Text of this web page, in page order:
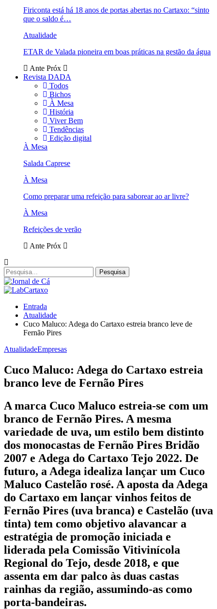
Firiconta está há 18 anos de portas abertas no Cartaxo: “sinto
que o saldo é…
Atualidade
ETAR de Valada pioneira em boas práticas na gestão da água
Ante Próx
Revista DADA
Todos
Bichos
À Mesa
História
Viver Bem
Tendências
Edição digital
À Mesa
Salada Caprese
À Mesa
Como preparar uma refeição para saborear ao ar livre?
À Mesa
Refeições de verão
Ante Próx
Entrada
Atualidade
Cuco Maluco: Adega do Cartaxo estreia branco leve de
Fernão Pires
AtualidadeEmpresas
Cuco Maluco: Adega do Cartaxo estreia
branco leve de Fernão Pires
A marca Cuco Maluco estreia-se com um
branco de Fernão Pires. A mesma
variedade de uva, um estilo bem distinto
dos monocastas de Fernão Pires Bridão
2007 e Adega do Cartaxo Tejo 2022. De
futuro, a Adega idealiza lançar um Cuco
Maluco Castelão rosé. A aposta da Adega
do Cartaxo em lançar vinhos feitos de
Fernão Pires (uva branca) e Castelão (uva
tinta) tem como objetivo alavancar a
estratégia de promoção iniciada e
liderada pela Comissão Vitivinícola
Regional do Tejo, desde 2018, e que
assenta em dar palco às duas castas
rainhas da região, assumindo-as como
porta-bandeiras.